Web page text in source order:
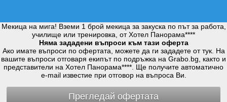
Мекица на мига! Вземи 1 брой мекица за закуска по път за работа,
училище или тренировка, от Хотел Панорама****
Няма зададени въпроси към тази оферта
Ако имате въпроси по офертата, можете да ги зададете от тук. На
вашите въпроси отговаря екипът по подръжка на Grabo.bg, както и
представители на Хотел Панорама****. Ще получите автоматично
e-mail известие при отговор на въпроса Ви.
Прегледай офертата